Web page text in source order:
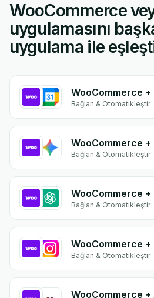
WooCommerce
uygulamasını
uygulama ile
Bağlan & Otomatikleştir
WooCommerce +
Bağlan & Otomatikleştir
Bağlan & Otomatikleştir
WooCommerce
Bağlan & Otomatikleştir